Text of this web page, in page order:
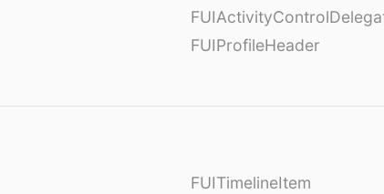
FUIProfileHeader
FUITimelineItem